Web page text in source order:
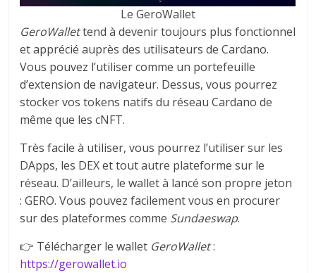
Le GeroWallet
GeroWallettend à devenir toujours plus fonctionnel
et apprécié auprès des utilisateurs de Cardano.
Vous pouvez l’utiliser comme un portefeuille
d’extension de navigateur. Dessus, vous pourrez
stocker vos tokens natifs du réseau Cardano de
même que les cNFT.
Très facile à utiliser, vous pourrez l’utiliser sur les
DApps, les DEX et tout autre plateforme sur le
réseau. D’ailleurs, le wallet à lancé son propre jeton
: GERO. Vous pouvez facilement vous en procurer
sur des plateformes comme Sundaeswap.
👉 Télécharger le wallet GeroWallet:
https://gerowallet.io